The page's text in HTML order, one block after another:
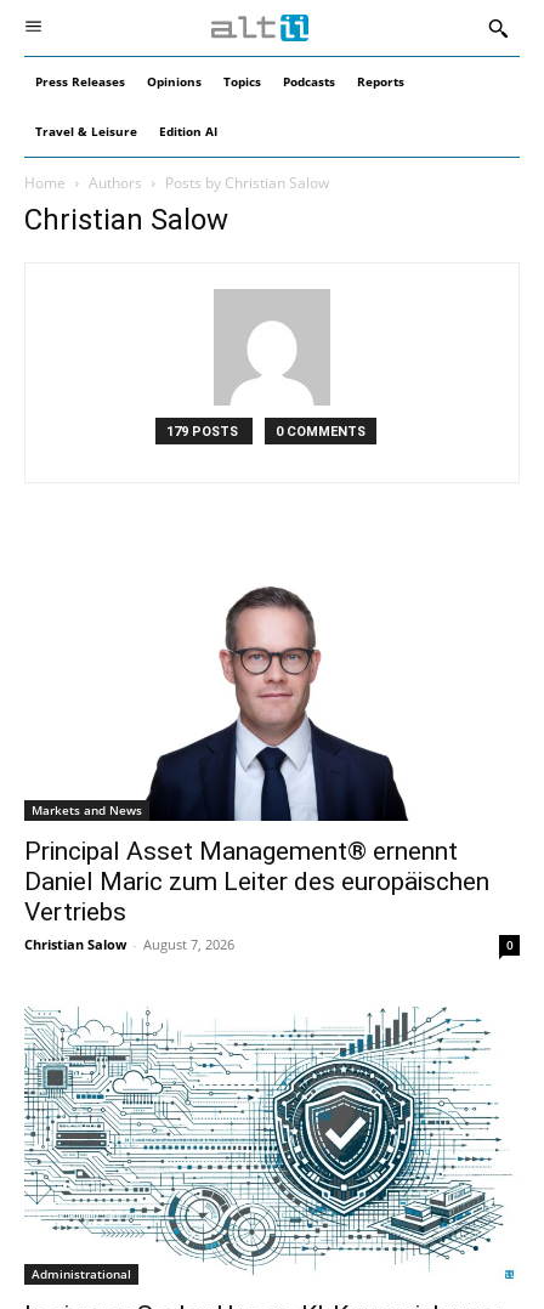
Press Releases Opinions Topics Podcasts Reports
Travel & Leisure Edition AI
Home Authors Posts by Christian Salow
Christian Salow
179 POSTS 0 COMMENTS
Markets and News
Principal Asset Management® ernennt
Daniel Maric zum Leiter des europäischen
Vertriebs
Christian Salow - August 7, 2026 0
Administrational